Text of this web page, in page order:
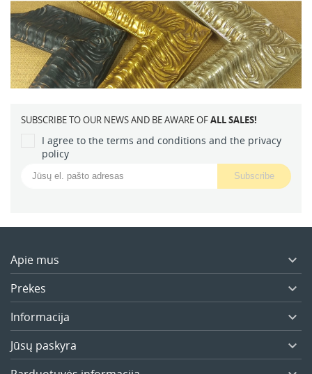
SUBSCRIBE TO OUR NEWS AND BE AWARE OFALL SALES!
I agree to the terms and conditions and the privacy
policy
Apie mus 
Prėkes 
Informacija 
Jūsų paskyra 